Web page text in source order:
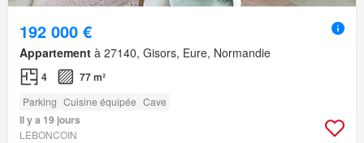
192 000 €
Appartement à 27140, Gisors, Eure, Normandie
4 77 m²
Parking Cuisine équipée Cave
Il y a 19 jours
LEBONCOIN